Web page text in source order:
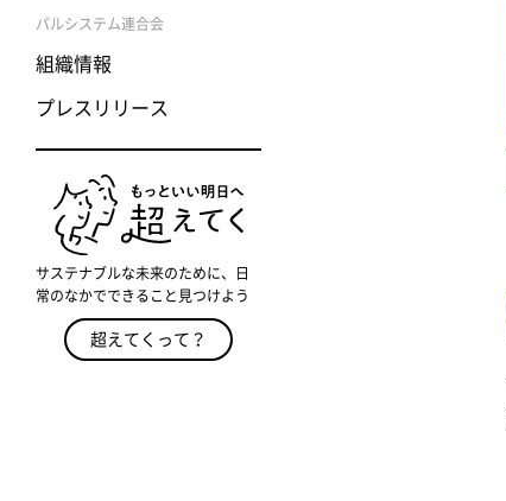
パルシステム連合会
組織情報
プレスリリース
サステナブルな未来のために、日
常のなかでできること見つけよう
超えてくって？